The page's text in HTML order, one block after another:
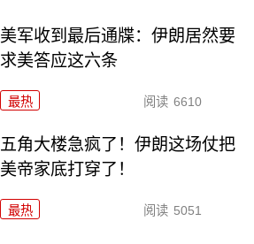
美军收到最后通牒：伊朗居然要
求美答应这六条
最热 阅读 6610
五角大楼急疯了！伊朗这场仗把
美帝家底打穿了！
最热 阅读 5051